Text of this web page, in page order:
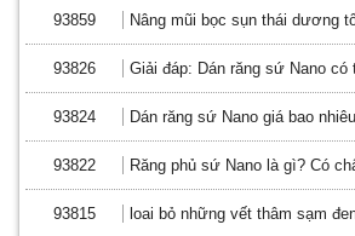
93859 Nâng mũi bọc sụn thái dương
93826 Giải đáp: Dán răng sứ Nano có
93824 Dán răng sứ Nano giá bao
93822 Răng phủ sứ Nano là gì? Có
93815 loai bỏ những vết thâm sạm